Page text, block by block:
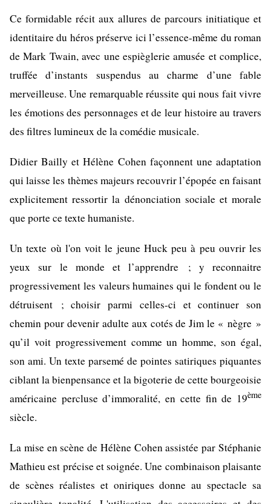
Ce formidable récit aux allures de parcours initiatique et
identitaire du héros préserve ici l’essence-même du roman
de Mark Twain, avec une espièglerie amusée et complice,
truffée d’instants suspendus au charme d’une fable
merveilleuse. Une remarquable réussite qui nous fait vivre
les émotions des personnages et de leur histoire au travers
des filtres lumineux de la comédie musicale.
Didier Bailly et Hélène Cohen façonnent une adaptation
qui laisse les thèmes majeurs recouvrir l’épopée en faisant
explicitement ressortir la dénonciation sociale et morale
que porte ce texte humaniste.
Un texte où l'on voit le jeune Huck peu à peu ouvrir les
yeux sur le monde et l’apprendre ; y reconnaitre
progressivement les valeurs humaines qui le fondent ou le
détruisent ; choisir parmi celles-ci et continuer son
chemin pour devenir adulte aux cotés de Jim le « nègre »
qu’il voit progressivement comme un homme, son égal,
son ami. Un texte parsemé de pointes satiriques piquantes
ciblant la bienpensance et la bigoterie de cette bourgeoisie
américaine percluse d’immoralité, en cette fin de 19ème
siècle.
La mise en scène de Hélène Cohen assistée par Stéphanie
Mathieu est précise et soignée. Une combinaison plaisante
de scènes réalistes et oniriques donne au spectacle sa